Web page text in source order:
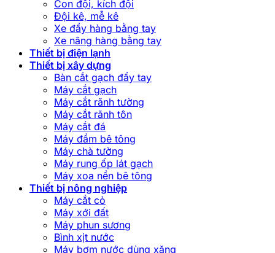
Con đội, kích đội
Đội kê, mễ kê
Xe đẩy hàng bằng tay
Xe nâng hàng bằng tay
Thiết bị điện lạnh
Thiết bị xây dựng
Bàn cắt gạch đẩy tay
Máy cắt gạch
Máy cắt rãnh tường
Máy cắt rãnh tôn
Máy cắt đá
Máy đầm bê tông
Máy chà tường
Máy rung ốp lát gạch
Máy xoa nền bê tông
Thiết bị nông nghiệp
Máy cắt cỏ
Máy xới đất
Máy phun sương
Bình xịt nước
Máy bơm nước dùng xăng